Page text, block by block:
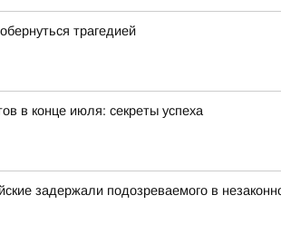
трагедией
в конце июля: секреты успеха
задержали подозреваемого в